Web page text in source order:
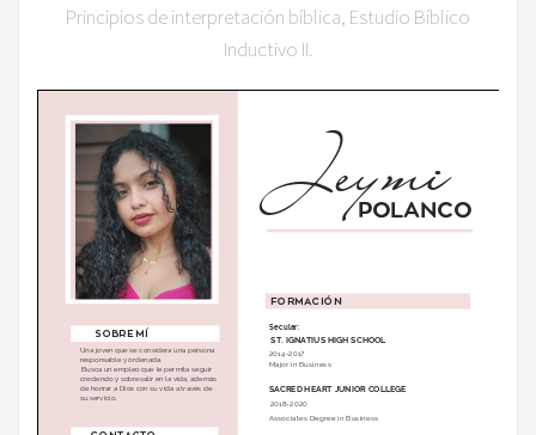
Principios de interpretación bíblica, Estudio Bíblico
Inductivo II.